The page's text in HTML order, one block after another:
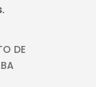
.
DE